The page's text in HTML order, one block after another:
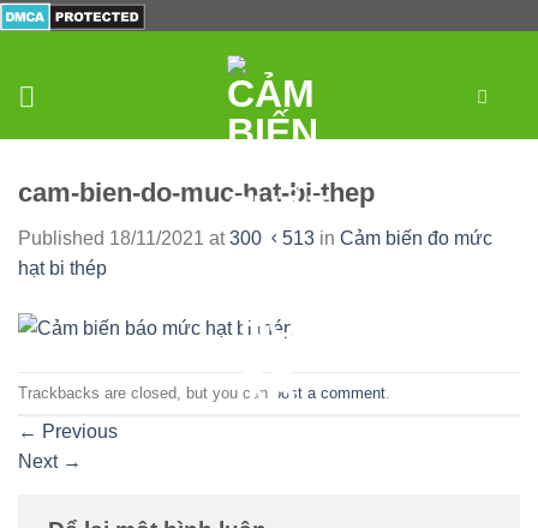
cam-bien-do-muc-hat-bi-thep
Published 18/11/2021 at300 × 513 in Cảm biến đo mức
hạt bi thép
Trackbacks are closed, but you can post a comment
← Previous
Next →